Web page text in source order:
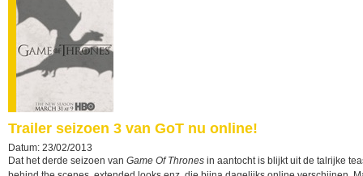
Trailer seizoen 3 van GoT nu online!
Datum: 23/02/2013
Dat het derde seizoen van Game Of Thrones in aantocht is blijkt uit de talrijke